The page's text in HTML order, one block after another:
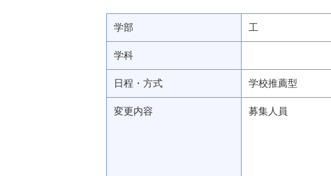
学部 工
学科
日程・方式 学校推薦型
変更内容 募集人員